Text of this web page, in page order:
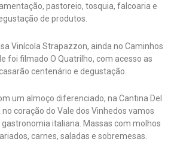
pastoreio, tosquia, falcoaria e
de produtos.
Vinícola Strapazzon, ainda no Caminhos
foi filmado O Quatrilho, com acesso as
centenário e degustação.
um almoço diferenciado, na Cantina Del
coração do Vale dos Vinhedos vamos
italiana. Massas com molhos
carnes, saladas e sobremesas.